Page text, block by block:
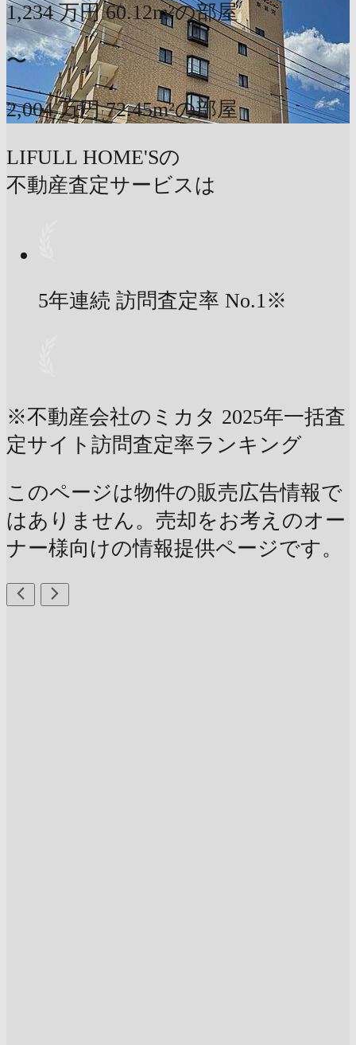
1,234 万円 60.12m²の部屋
〜
2,004 万円 72.45m²の部屋
LIFULL HOME'Sの
不動産査定サービスは
5年連続 訪問査定率 No.1※
※不動産会社のミカタ 2025年一括査
定サイト訪問査定率ランキング
このページは物件の販売広告情報で
はありません。売却をお考えのオー
ナー様向けの情報提供ページです。